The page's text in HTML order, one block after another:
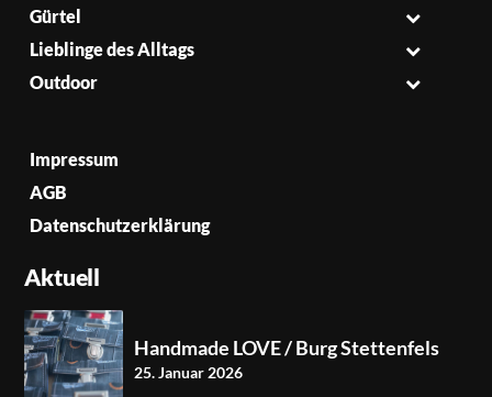
Gürtel
Lieblinge des Alltags
Outdoor
Impressum
AGB
Datenschutzerklärung
Aktuell
Handmade LOVE / Burg Stettenfels
25. Januar 2026